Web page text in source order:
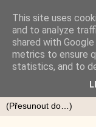
This site uses
and to analyze
shared with
metrics to ensure
statistics, and to